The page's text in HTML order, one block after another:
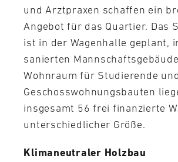
und Arztpraxen schaffen ein
Angebot für das Quartier. Das
ist in der Wagenhalle geplant,
sanierten
Wohnraum für Studierende
Geschosswohnungsbauten
insgesamt 56 frei finanzierte
unterschiedlicher Größe.
Klimaneutraler Holzbau